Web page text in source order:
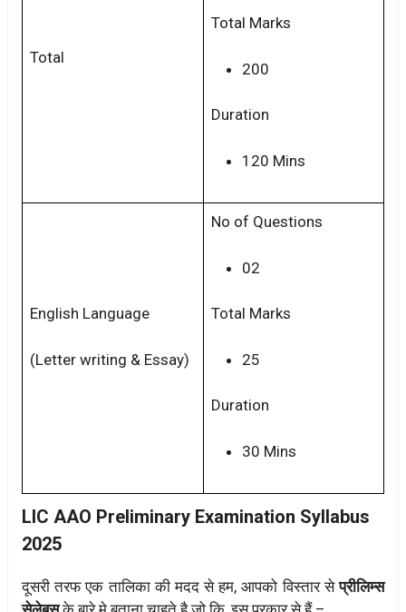
Total
Total Marks
200
Duration
120 Mins
English Language
(Letter writing & Essay)
No of Questions
02
Total Marks
25
Duration
30 Mins
LIC AAO Preliminary Examination Syllabus
2025
दूसरी तरफ एक तालिका की मदद से हम, आपको विस्तार सेप्रीलिम्स